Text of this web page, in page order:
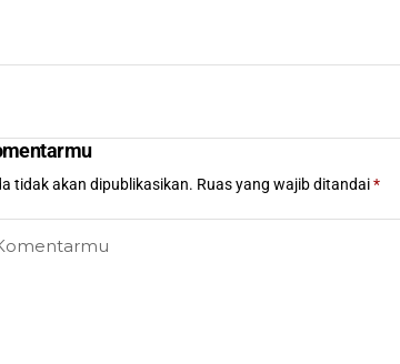
tidak akan dipublikasikan. Ruas yang wajib ditandai*